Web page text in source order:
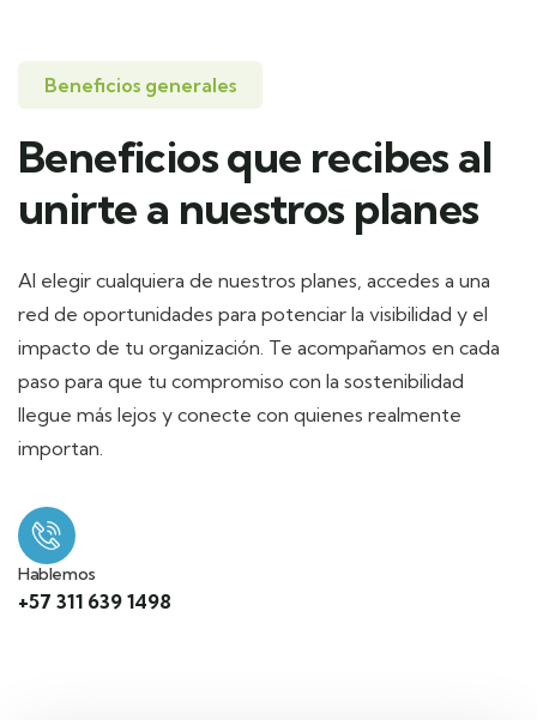
Beneficios generales
Beneficios que recibes al
unirte a nuestros planes
Al elegir cualquiera de nuestros planes, accedes a una
red de oportunidades para potenciar la visibilidad y el
impacto de tu organización. Te acompañamos en cada
paso para que tu compromiso con la sostenibilidad
llegue más lejos y conecte con quienes realmente
importan.
Hablemos
+57 311 639 1498